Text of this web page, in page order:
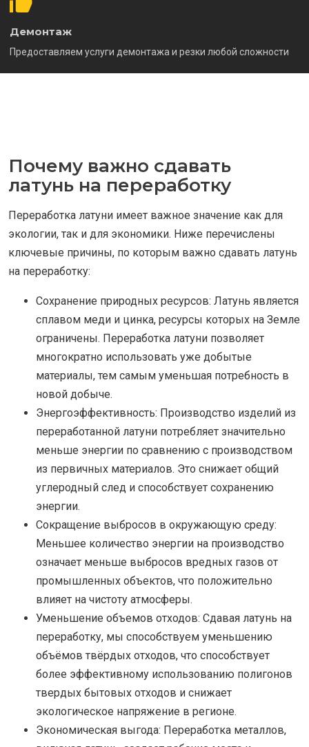
Демонтаж
Предоставляем услуги демонтажа и резки любой сложности
Почему важно сдавать
латунь на переработку
Переработка латуни имеет важное значение как для
экологии, так и для экономики. Ниже перечислены
ключевые причины, по которым важно сдавать латунь
на переработку:
Сохранение природных ресурсов: Латунь является
сплавом меди и цинка, ресурсы которых на Земле
ограничены. Переработка латуни позволяет
многократно использовать уже добытые
материалы, тем самым уменьшая потребность в
новой добыче.
Энергоэффективность: Производство изделий из
переработанной латуни потребляет значительно
меньше энергии по сравнению с производством
из первичных материалов. Это снижает общий
углеродный след и способствует сохранению
энергии.
Сокращение выбросов в окружающую среду:
Меньшее количество энергии на производство
означает меньше выбросов вредных газов от
промышленных объектов, что положительно
влияет на чистоту атмосферы.
Уменьшение объемов отходов: Сдавая латунь на
переработку, мы способствуем уменьшению
объёмов твёрдых отходов, что способствует
более эффективному использованию полигонов
твердых бытовых отходов и снижает
экологическое напряжение в регионе.
Экономическая выгода: Переработка металлов,